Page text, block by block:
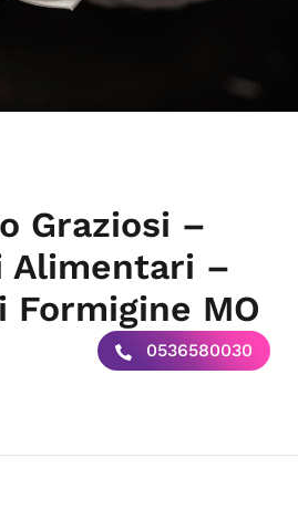
Graziosi –
Alimentari –
Formigine MO
0536580030